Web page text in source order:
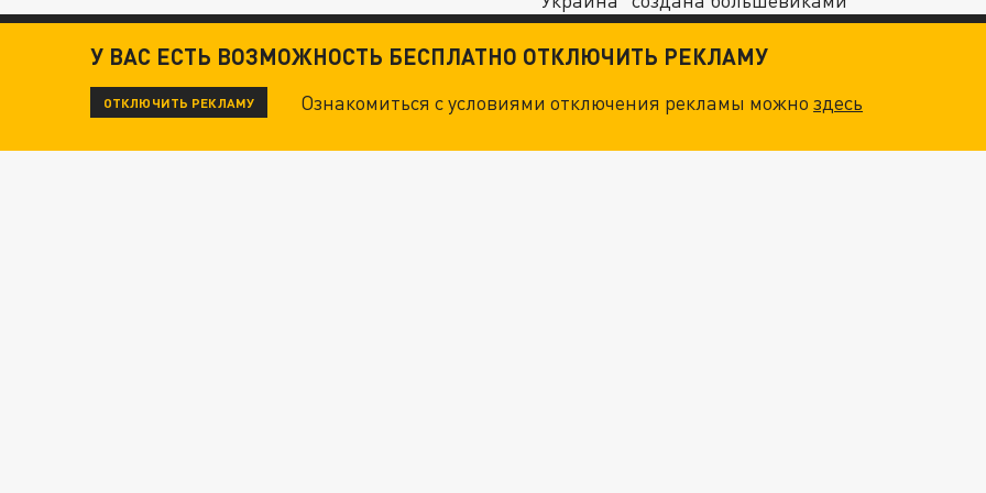
У ВАС ЕСТЬ ВОЗМОЖНОСТЬ БЕСПЛАТНО ОТКЛЮЧИТЬ РЕКЛАМУ
ОТКЛЮЧИТЬ РЕКЛАМУ Ознакомиться с условиями отключения рекламы можноздесь